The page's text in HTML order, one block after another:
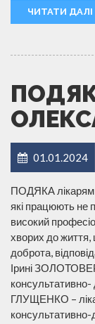
ЧИТАТИ ДАЛІ
01.01.2024
ПОДЯКА лікарям
які працюють не
високий
хворих до життя,
доброта,
Ірині
консультативно-
ГЛУЩЕНКО –
консультативно-